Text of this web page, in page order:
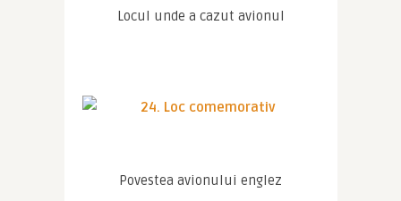
Locul unde a cazut avionul
Povestea avionului englez